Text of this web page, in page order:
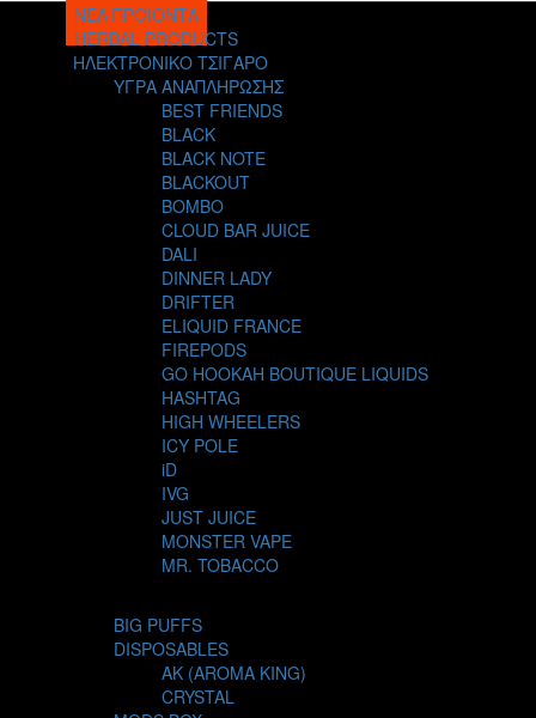
ΝΕΑ ΠΡΟΪΟΝΤΑ
HERBAL PRODUCTS
ΗΛΕΚΤΡΟΝΙΚΟ ΤΣΙΓΑΡΟ
ΥΓΡΑ ΑΝΑΠΛΗΡΩΣΗΣ
BEST FRIENDS
BLACK
BLACK NOTE
BLACKOUT
BOMBO
CLOUD BAR JUICE
DALI
DINNER LADY
DRIFTER
ELIQUID FRANCE
FIREPODS
GO HOOKAH BOUTIQUE LIQUIDS
HASHTAG
HIGH WHEELERS
ICY POLE
iD
IVG
JUST JUICE
MONSTER VAPE
MR. TOBACCO
NUBO
OMERTA LIQUIDS
OPMH PROJECT
S-ELF JUICE
BIG PUFFS
DISPOSABLES
AK (AROMA KING)
CRYSTAL